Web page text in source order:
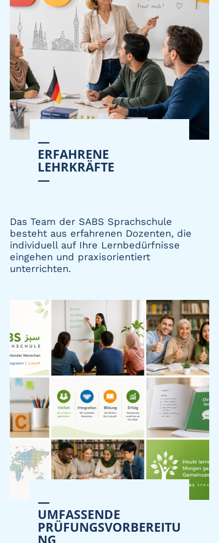
—
ERFAHRENE
LEHRKRÄFTE
—
Das Team der SABS Sprachschule
besteht aus erfahrenen Dozenten, die
individuell auf Ihre Lernbedürfnisse
eingehen und praxisorientiert
unterrichten.
—
UMFASSENDE
PRÜFUNGSVORBEREITU
NG